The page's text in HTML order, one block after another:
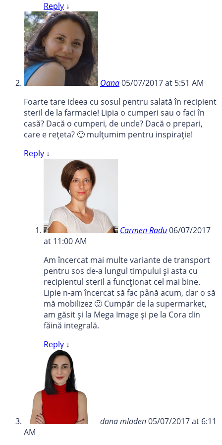
Reply ↓
Oana05/07/2017 at 5:51 AM
Foarte tare ideea cu sosul pentru salată în recipient
steril de la farmacie! Lipia o cumperi sau o faci în
casă? Dacă o cumperi, de unde? Dacă o prepari,
care e rețeta? 🙂 mulțumim pentru inspirație!
Reply ↓
Carmen Radu06/07/2017
at 11:00 AM
Am încercat mai multe variante de transport
pentru sos de-a lungul timpului și asta cu
recipientul steril a funcționat cel mai bine.
Lipie n-am încercat să fac până acum, dar o să
mă mobilizez 🙂 Cumpăr de la supermarket,
am găsit și la Mega Image și pe la Cora din
făină integrală.
Reply ↓
dana mladen05/07/2017 at 6:11
AM